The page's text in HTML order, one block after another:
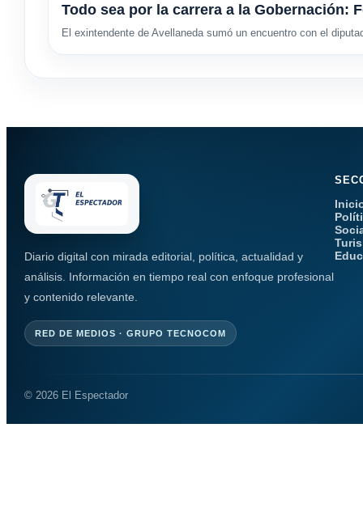
Todo sea por la carrera a la Gobernación:
El exintendente de Avellaneda sumó un encuentro con el
Diario digital con mirada editorial, política, actualidad y
análisis. Información en tiempo real con enfoque profesional
y contenido relevante.
RED DE MEDIOS · GRUPO TECNOCOM
© 2026 El Espectador